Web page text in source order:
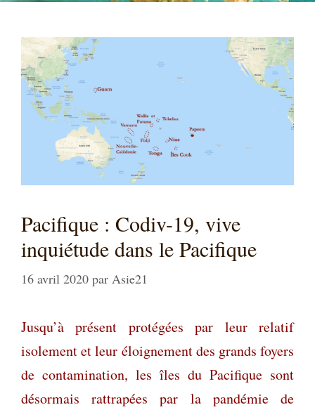
Pacifique : Codiv-19, vive
inquiétude dans le Pacifique
16 avril 2020 par Asie21
Jusqu’à présent protégées par leur relatif
isolement et leur éloignement des grands foyers
de contamination, les îles du Pacifique sont
désormais rattrapées par la pandémie de